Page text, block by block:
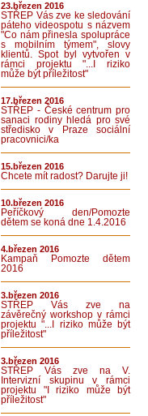
23.březen 2016
STŘEP Vás zve ke sledování
páteho videospotu s názvem
"Co nám přinesla spolupráce
s mobilním týmem", slovy
klientů. Spot byl vytvořen v
rámci projektu "...I riziko
může být příležitost"
17.březen 2016
STŘEP - České centrum pro
sanaci rodiny hledá pro své
středisko v Praze sociální
pracovnici/ka
15.březen 2016
Chcete mít radost? Darujte ji!
10.březen 2016
Peříčkový den/Pomozte
dětem se koná dne 1.4.2016
4.březen 2016
Kampaň Pomozte dětem
2016
3.březen 2016
STŘEP Vás zve na
závěrečný workshop v rámci
projektu "...I riziko může být
příležitost"
3.březen 2016
STŘEP Vás zve na V.
Intervizní skupinu v rámci
projektu "I riziko může být
příležitost"